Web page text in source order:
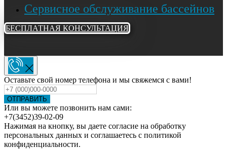
Сервисное обслуживание бассейнов
БЕСПЛАТНАЯ КОНСУЛЬТАЦИЯ
Оставьте свой номер телефона и мы свяжемся с вами!
ОТПРАВИТЬ
Или вы можете позвонить нам сами:
+7(3452)39-02-09
Нажимая на кнопку, вы даете согласие на обработку
персональных данных и соглашаетесь c политикой
конфиденциальности.